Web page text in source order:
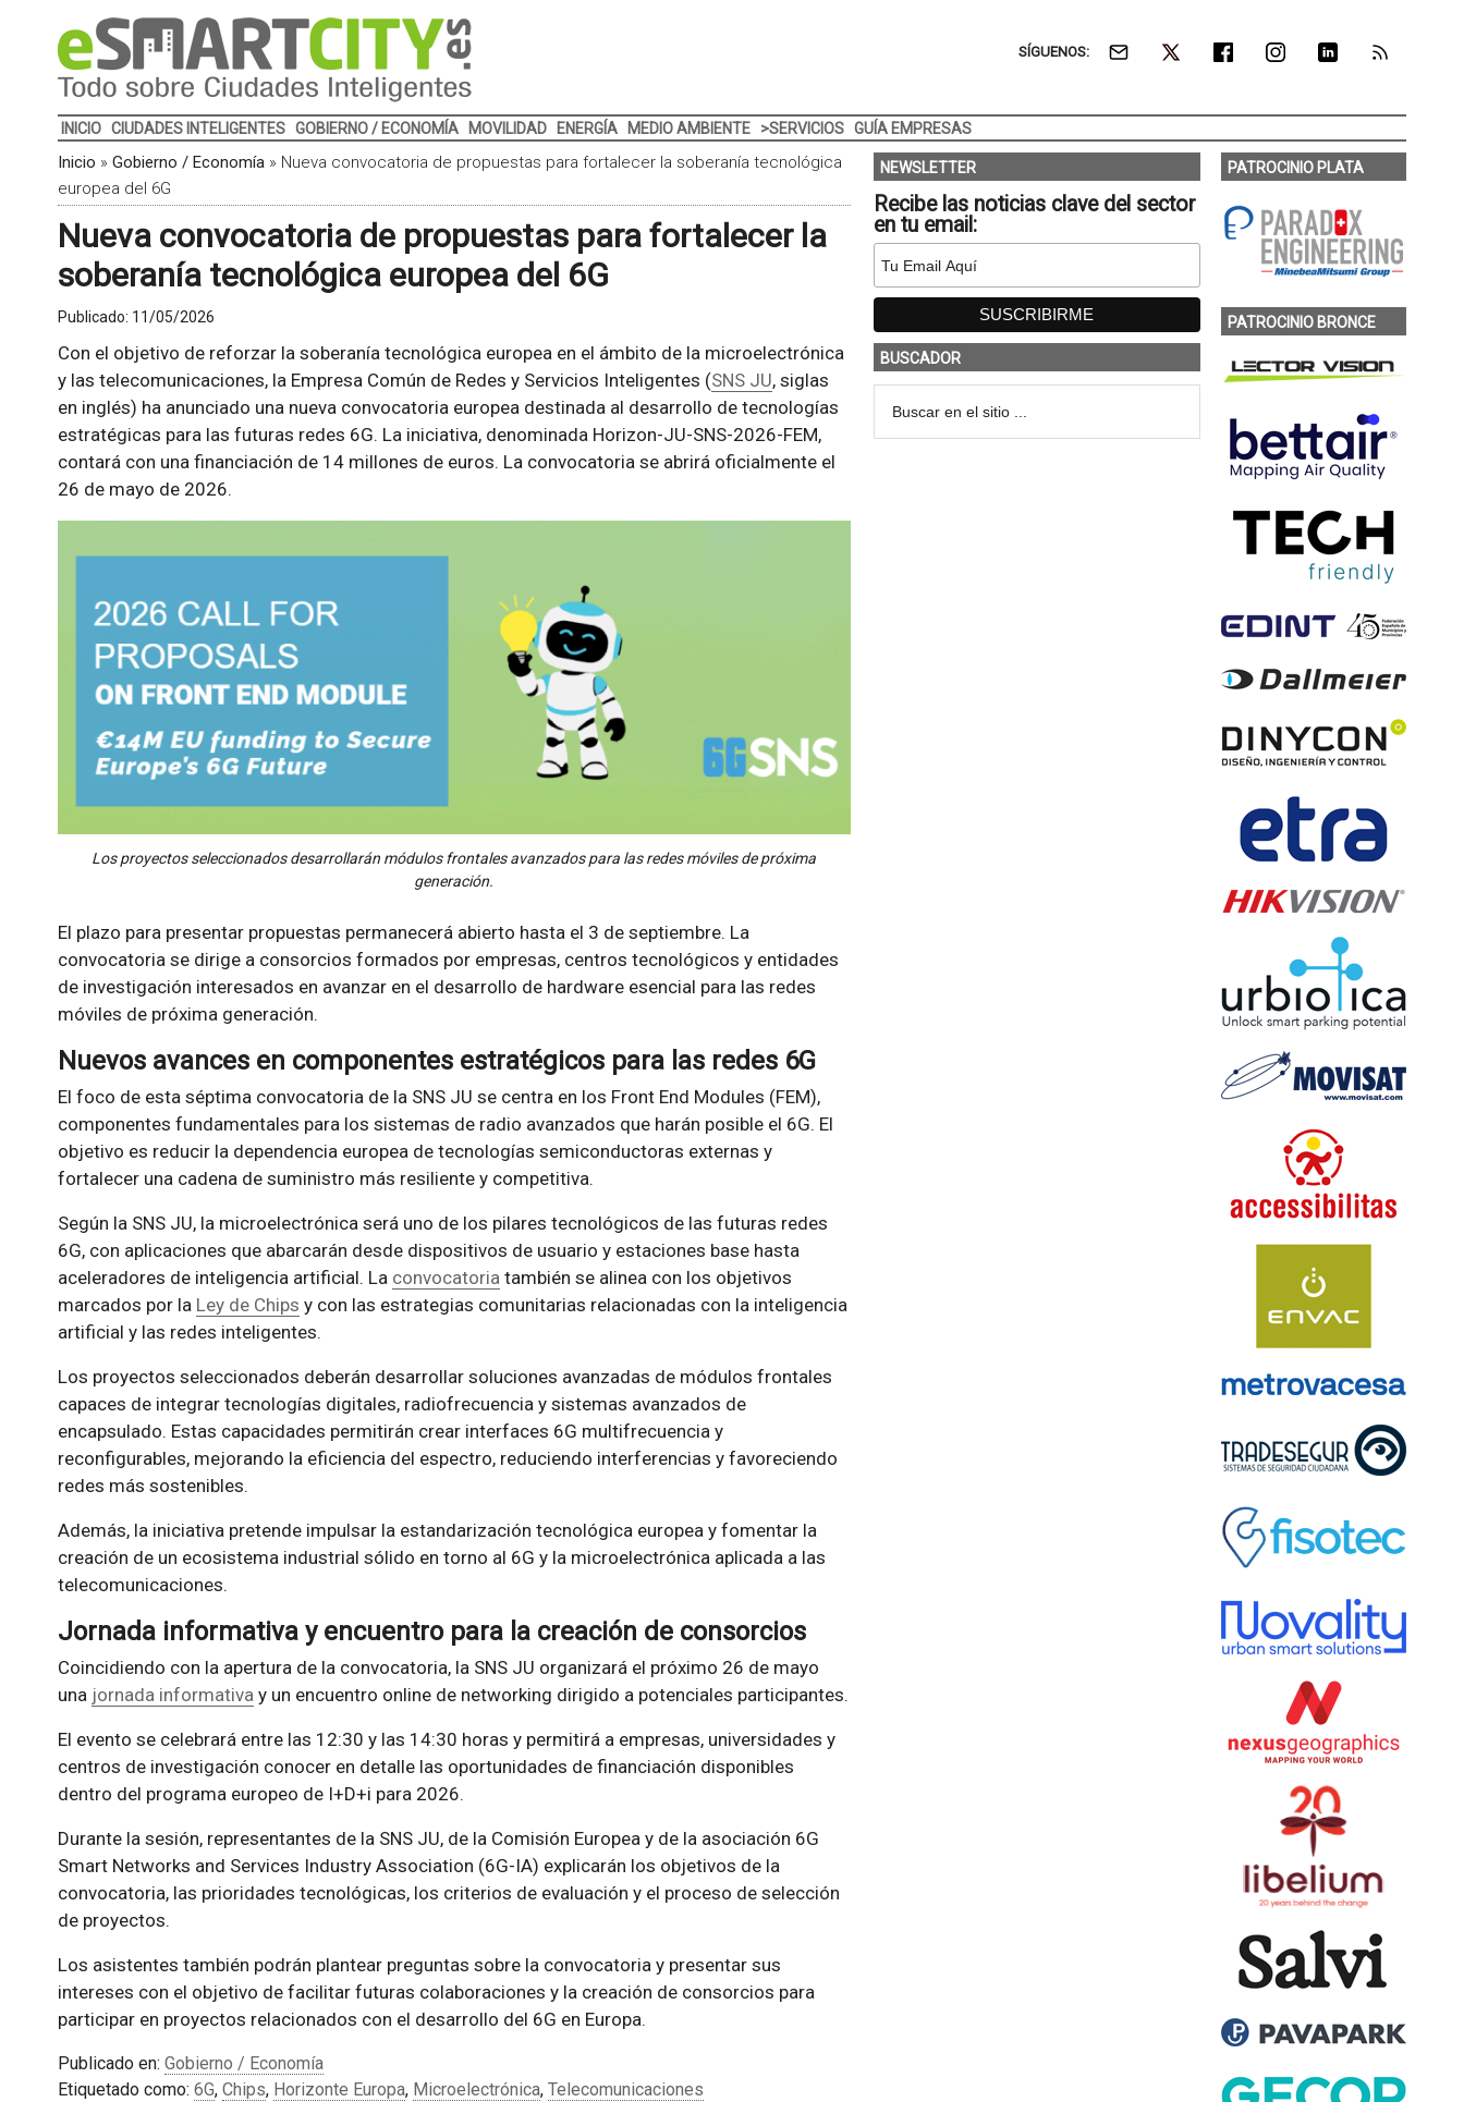
SÍGUENOS:
INICIO CIUDADES INTELIGENTES GOBIERNO / ECONOMÍA MOVILIDAD ENERGÍA MEDIO AMBIENTE >SERVICIOS GUÍA EMPRESAS
Inicio » Gobierno / Economía» Nueva convocatoria de propuestas para fortalecer la soberanía tecnológica
europea del 6G
Nueva convocatoria de propuestas para fortalecer la
soberanía tecnológica europea del 6G
Publicado: 11/05/2026
Con el objetivo de reforzar la soberanía tecnológica europea en el ámbito de la microelectrónica
y las telecomunicaciones, la Empresa Común de Redes y Servicios Inteligentes (SNS JU, siglas
en inglés) ha anunciado una nueva convocatoria europea destinada al desarrollo de tecnologías
estratégicas para las futuras redes 6G. La iniciativa, denominada Horizon-JU-SNS-2026-FEM,
contará con una financiación de 14 millones de euros. La convocatoria se abrirá oficialmente el
26 de mayo de 2026.
Los proyectos seleccionados desarrollarán módulos frontales avanzados para las redes móviles de próxima
generación.
El plazo para presentar propuestas permanecerá abierto hasta el 3 de septiembre. La
convocatoria se dirige a consorcios formados por empresas, centros tecnológicos y entidades
de investigación interesados en avanzar en el desarrollo de hardware esencial para las redes
móviles de próxima generación.
Nuevos avances en componentes estratégicos para las redes 6G
El foco de esta séptima convocatoria de la SNS JU se centra en los Front End Modules (FEM),
componentes fundamentales para los sistemas de radio avanzados que harán posible el 6G. El
objetivo es reducir la dependencia europea de tecnologías semiconductoras externas y
fortalecer una cadena de suministro más resiliente y competitiva.
Según la SNS JU, la microelectrónica será uno de los pilares tecnológicos de las futuras redes
6G, con aplicaciones que abarcarán desde dispositivos de usuario y estaciones base hasta
aceleradores de inteligencia artificial. La convocatoria también se alinea con los objetivos
marcados por la Ley de Chips y con las estrategias comunitarias relacionadas con la inteligencia
artificial y las redes inteligentes.
Los proyectos seleccionados deberán desarrollar soluciones avanzadas de módulos frontales
capaces de integrar tecnologías digitales, radiofrecuencia y sistemas avanzados de
encapsulado. Estas capacidades permitirán crear interfaces 6G multifrecuencia y
reconfigurables, mejorando la eficiencia del espectro, reduciendo interferencias y favoreciendo
redes más sostenibles.
Además, la iniciativa pretende impulsar la estandarización tecnológica europea y fomentar la
creación de un ecosistema industrial sólido en torno al 6G y la microelectrónica aplicada a las
telecomunicaciones.
Jornada informativa y encuentro para la creación de consorcios
Coincidiendo con la apertura de la convocatoria, la SNS JU organizará el próximo 26 de mayo
una jornada informativa y un encuentro online de networking dirigido a potenciales participantes.
El evento se celebrará entre las 12:30 y las 14:30 horas y permitirá a empresas, universidades y
centros de investigación conocer en detalle las oportunidades de financiación disponibles
dentro del programa europeo de I+D+i para 2026.
Durante la sesión, representantes de la SNS JU, de la Comisión Europea y de la asociación 6G
Smart Networks and Services Industry Association (6G-IA) explicarán los objetivos de la
convocatoria, las prioridades tecnológicas, los criterios de evaluación y el proceso de selección
de proyectos.
Los asistentes también podrán plantear preguntas sobre la convocatoria y presentar sus
intereses con el objetivo de facilitar futuras colaboraciones y la creación de consorcios para
participar en proyectos relacionados con el desarrollo del 6G en Europa.
Publicado en: Gobierno / Economía
Etiquetado como: 6G, Chips, Horizonte Europa, Microelectrónica, Telecomunicaciones
NEWSLETTER
Recibe las noticias clave del sector
en tu email:
BUSCADOR
PATROCINIO PLATA
PATROCINIO BRONCE